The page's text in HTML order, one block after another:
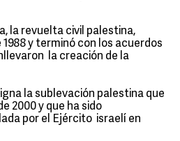
la revuelta civil palestina,
y terminó con los acuerdos
la creación de la
la sublevación palestina que
2000 y que ha sido
por el Ejército israelí en